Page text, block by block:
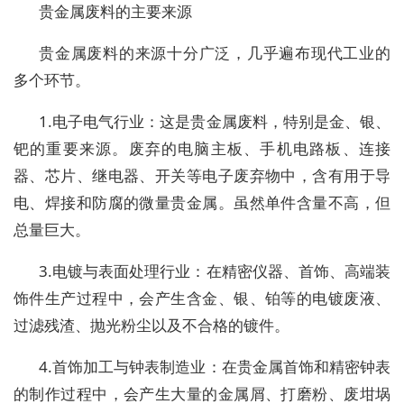
贵金属废料的主要来源
贵金属废料的来源十分广泛，几乎遍布现代工业的
多个环节。
1.电子电气行业：这是贵金属废料，特别是金、银、
钯的重要来源。废弃的电脑主板、手机电路板、连接
器、芯片、继电器、开关等电子废弃物中，含有用于导
电、焊接和防腐的微量贵金属。虽然单件含量不高，但
总量巨大。
3.电镀与表面处理行业：在精密仪器、首饰、高端装
饰件生产过程中，会产生含金、银、铂等的电镀废液、
过滤残渣、抛光粉尘以及不合格的镀件。
4.首饰加工与钟表制造业：在贵金属首饰和精密钟表
的制作过程中，会产生大量的金属屑、打磨粉、废坩埚